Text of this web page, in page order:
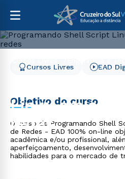
Programando Shell Script Linux
Linux em
redes
Cursos Livres EAD
Objetivo do curso
O curso de Programando Shell
de Redes - EAD 100% on-line
acadêmica e/ou profissional,
aperfeiçoamento,
habilidades para o mercado de